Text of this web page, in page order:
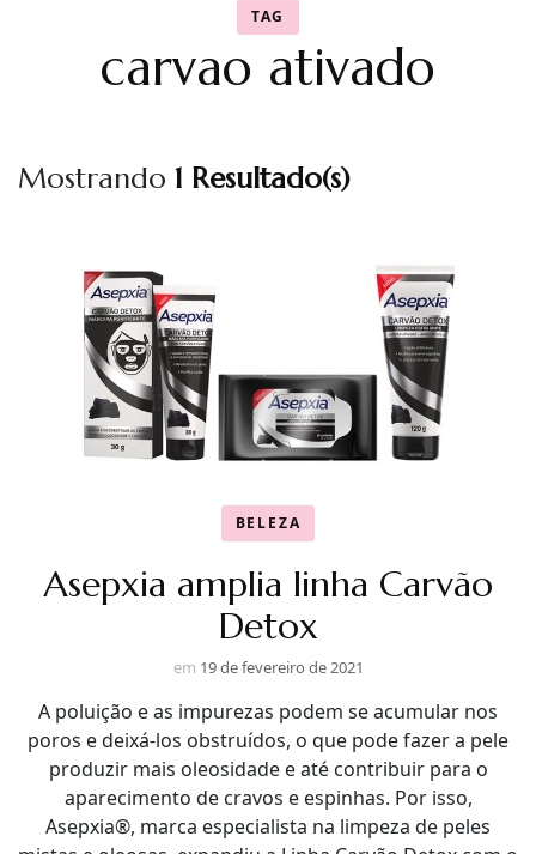
TAG
carvao ativado
Mostrando 1 Resultado(s)
BELEZA
Asepxia amplia linha Carvão
Detox
em 19 de fevereiro de 2021
A poluição e as impurezas podem se acumular nos
poros e deixá-los obstruídos, o que pode fazer a pele
produzir mais oleosidade e até contribuir para o
aparecimento de cravos e espinhas. Por isso,
Asepxia®, marca especialista na limpeza de peles